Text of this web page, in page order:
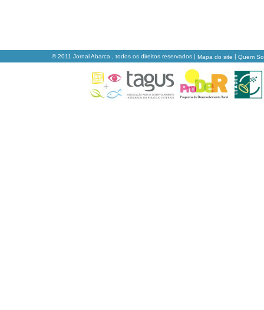
© 2011 Jornal Abarca , todos os direitos reservados | Mapa do site | Quem